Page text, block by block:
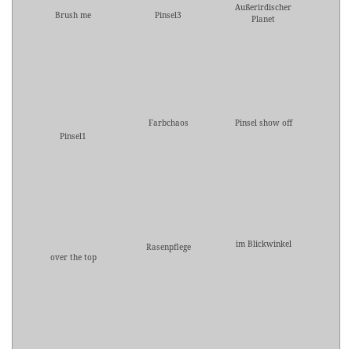
Brush me Pinsel3
Außerirdischer
Planet
Pinsel1
Farbchaos Pinsel show off
over the top
Rasenpflege im Blickwinkel